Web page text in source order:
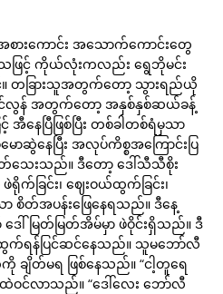
ားကောင်း အသောက်ကောင်းတွေ
သဖြင့် ကိုယ်လုံးကလည်း ရွေဘိုမင်း
တခြားသူအတွက်တော့ သွားရည်ယို
င်လွန် အတွက်တော့ အနှစ်နှစ်ဆယ်ခန့်
အီနေပြီဖြစ်ပြီး တစ်ခါတစ်ရံမှသာ
ာဆွဲနေပြီး အလုပ်ကိစ္စအကြောင်းပြ
ေးသည်။ ဒီတော့ ဒေါ်သီသီစိုး
က်ခြင်း၊ ဈေးဝယ်ထွက်ခြင်း၊
သာ စိတ်အပန်းဖြေနေရသည်။ ဒီနေ့
ါ်မြတ်မြတ်အိမ်မှာ ဖဲဝိုင်းရှိသည်။ ဒီ
က်ရန်ပြင်ဆင်နေသည်။ သူမဘော်လီ
ျိတ်မရ ဖြစ်နေသည်။ “ငါ့တူရေ
ထဲဝင်လာသည်။ “ဒေါ်လေး ဘော်လီ